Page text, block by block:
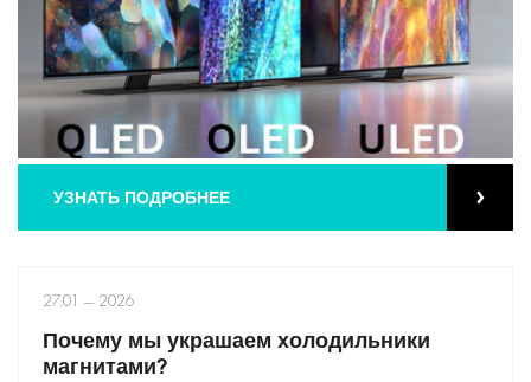
УЗНАТЬ ПОДРОБНЕЕ
27.01 — 2026
Почему мы украшаем холодильники
магнитами?